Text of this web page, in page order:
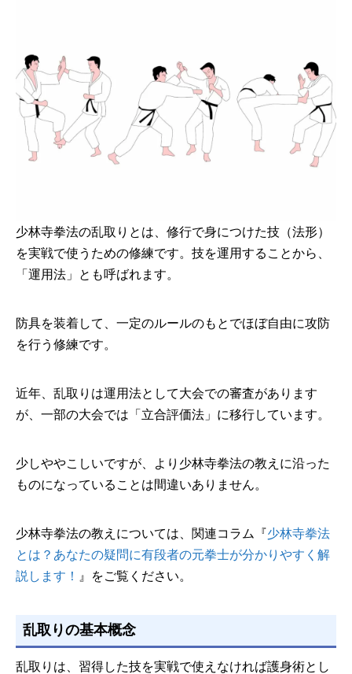
少林寺拳法の乱取りとは、修行で身につけた技（法形）
を実戦で使うための修練です。技を運用することから、
「運用法」とも呼ばれます。
防具を装着して、一定のルールのもとでほぼ自由に攻防
を行う修練です。
近年、乱取りは運用法として大会での審査があります
が、一部の大会では「立合評価法」に移行しています。
少しややこしいですが、より少林寺拳法の教えに沿った
ものになっていることは間違いありません。
少林寺拳法の教えについては、関連コラム『少林寺拳法
とは？あなたの疑問に有段者の元拳士が分かりやすく解
説します！ 』をご覧ください。
乱取りの基本概念
乱取りは、習得した技を実戦で使えなければ護身術とし